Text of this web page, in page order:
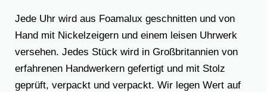
Jede Uhr wird aus Foamalux geschnitten und von
Hand mit Nickelzeigern und einem leisen Uhrwerk
versehen. Jedes Stück wird in Großbritannien von
erfahrenen Handwerkern gefertigt und mit Stolz
geprüft, verpackt und verpackt. Wir legen Wert auf